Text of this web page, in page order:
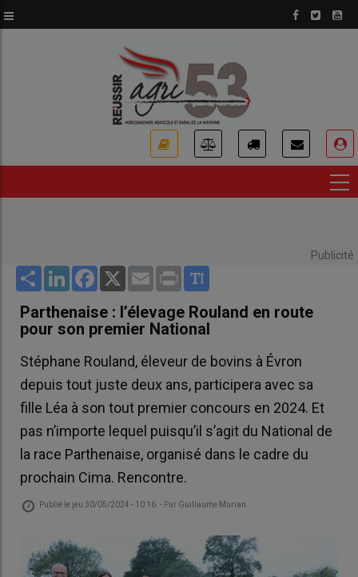
au
Publicité
Share LinkedInFacebook
X Email Print
Parthenaise : l’élevage Rouland en route
pour son premier National
Stéphane Rouland, éleveur de bovins à Évron
depuis tout juste deux ans, participera avec sa
fille Léa à son tout premier concours en 2024. Et
pas n’importe lequel puisqu’il s’agit du National de
la race Parthenaise, organisé dans le cadre du
prochain Cima. Rencontre.
Publié le jeu 30/05/2024 - 10:16 - Par Guillaume Murian